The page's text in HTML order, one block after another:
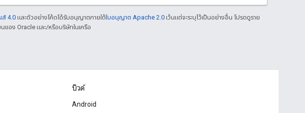
ส์ 4.0และตัวอย่างโค้ดได้รับอนุญาตภายใต้ใบอนุญาต Apache 2.0 เว้นแต่จะระบุไว้เป็นอย่างอื่น โปรดดูราย
ของ Oracle และ/หรือบริษัทในเครือ
บิวด์
Android